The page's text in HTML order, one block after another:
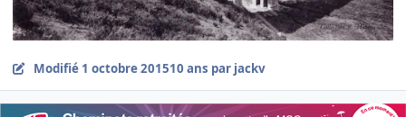
Modifié 1 octobre 201510 ans par jackv